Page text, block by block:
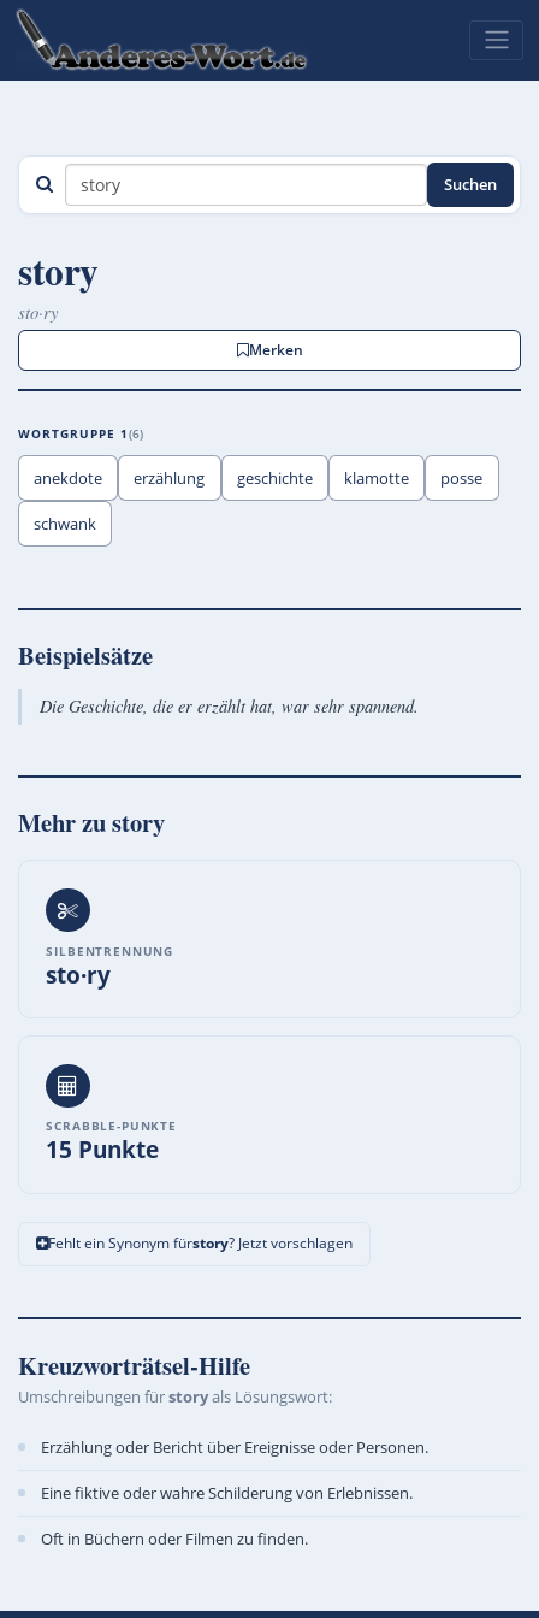
Suchen
story
sto·ry
Merken
WORTGRUPPE 1 6
anekdote erzählung geschichte klamotte posse
schwank
Beispielsätze
Die Geschichte, die er erzählt hat, war sehr spannend.
Mehr zustory
SILBENTRENNUNG
sto·ry
SCRABBLE-PUNKTE
15 Punkte
Fehlt ein Synonym fürstory? Jetzt vorschlagen
Kreuzworträtsel-Hilfe
Umschreibungen fürstoryals Lösungswort:
Erzählung oder Bericht über Ereignisse oder Personen.
Eine fiktive oder wahre Schilderung von Erlebnissen.
Oft in Büchern oder Filmen zu finden.